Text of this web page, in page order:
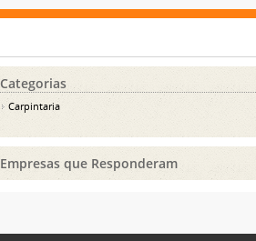
Categorias
Carpintaria
Empresas que Responderam